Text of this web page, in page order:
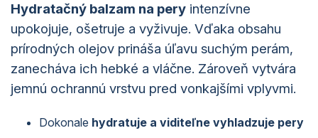
Hydratačný balzam na pery intenzívne
upokojuje, ošetruje a vyživuje. Vďaka obsahu
prírodných olejov prináša úľavu suchým perám,
zanecháva ich hebké a vláčne. Zároveň vytvára
jemnú ochrannú vrstvu pred vonkajšími vplyvmi.
Dokonale hydratuje a viditeľne vyhladzuje pery